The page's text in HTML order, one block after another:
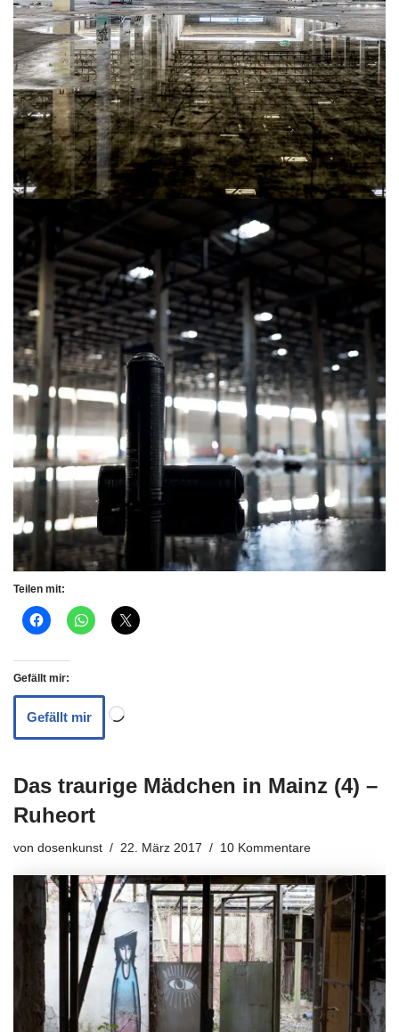
Teilen mit:
Gefällt mir:
Gefällt mir
Das traurige Mädchen in Mainz (4) –
Ruheort
von dosenkunst 22. März 2017 10 Kommentare